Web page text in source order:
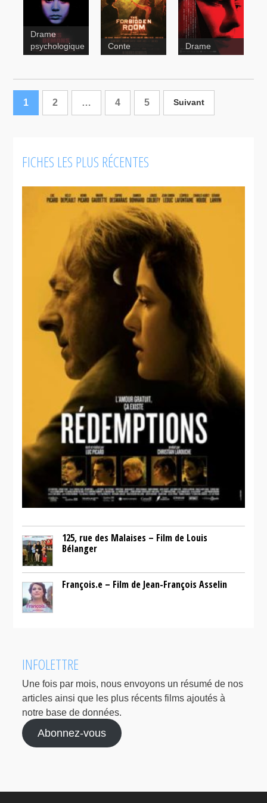
La guerre
tuques 3D
Les démons
Drame
psychologique
Room
Conte Drame
1 2 … 4 5 Suivant
FICHES LES PLUS RÉCENTES
125, rue des Malaises – Film de Louis
Bélanger
François.e – Film de Jean-François Asselin
INFOLETTRE
Une fois par mois, nous envoyons un résumé de nos
articles ainsi que les plus récents films ajoutés à
notre base de données.
Abonnez-vous